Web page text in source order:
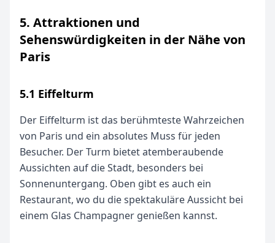
5. Attraktionen und
Sehenswürdigkeiten in der Nähe von
Paris
5.1 Eiffelturm
Der Eiffelturm ist das berühmteste Wahrzeichen
von Paris und ein absolutes Muss für jeden
Besucher. Der Turm bietet atemberaubende
Aussichten auf die Stadt, besonders bei
Sonnenuntergang. Oben gibt es auch ein
Restaurant, wo du die spektakuläre Aussicht bei
einem Glas Champagner genießen kannst.